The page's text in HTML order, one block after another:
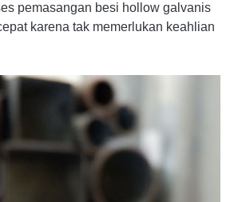
pemasangan besi hollow galvanis
karena tak memerlukan keahlian